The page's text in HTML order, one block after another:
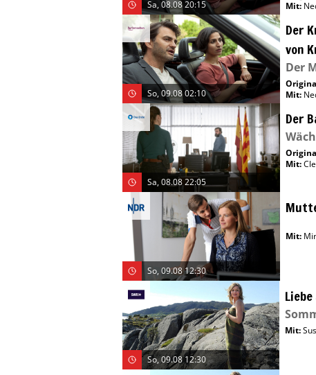
Sa, 08.08 20:15
Mit:
So, 09.08 02:10
Der
von
Der
Mit:
Sa, 08.08 22:05
Der
Mit:
So, 09.08 12:30
Mit:
So, 09.08 12:30
Mit: